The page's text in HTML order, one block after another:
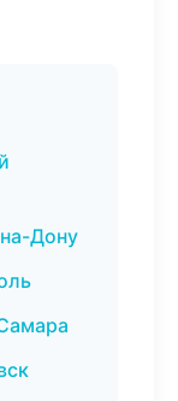
Дону